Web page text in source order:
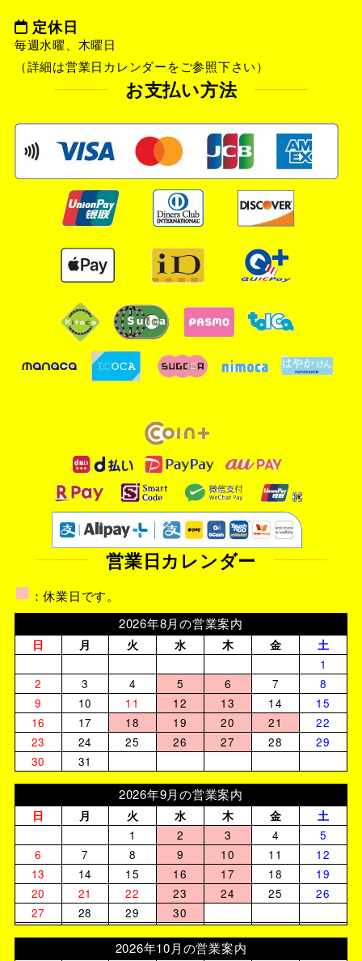
定休日
毎週水曜、木曜日
（詳細は営業日カレンダーをご参照下さい）
お支払い方法
営業日カレンダー
■ ：休業日です。
2026年8月の営業案内
日 月 火 水 木 金
土
1
2
3 4 5 6 7
8
9
10 11 12 13 14
15
16
17 18 19 20 21
22
23
24 25 26 27 28
29
30
31
2026年9月の営業案内
日 月 火 水 木 金
土
1
2 3 4
5
6
7 8 9 10 11
12
13
14 15 16 17 18
19
20
21 22 23 24 25
26
27
28 29 30
2026年10月の営業案内